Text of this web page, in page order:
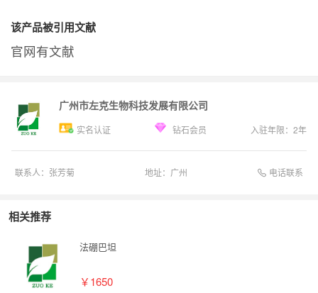
该产品被引用文献
官网有文献
广州市左克生物科技发展有限公司
实名认证 钻石会员 入驻年限： 2年
联系人： 张芳菊 地址： 广州 电话联系
相关推荐
法硼巴坦
￥1650